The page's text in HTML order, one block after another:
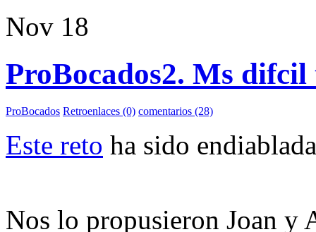
Nov 18
ProBocados2. Ms
ProBocados Retroenlaces (0) comentarios (28)
Este reto ha sido
Nos lo propusieron Joan y